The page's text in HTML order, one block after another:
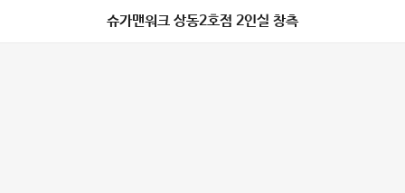
슈가맨워크 상동2호점 2인실 창측